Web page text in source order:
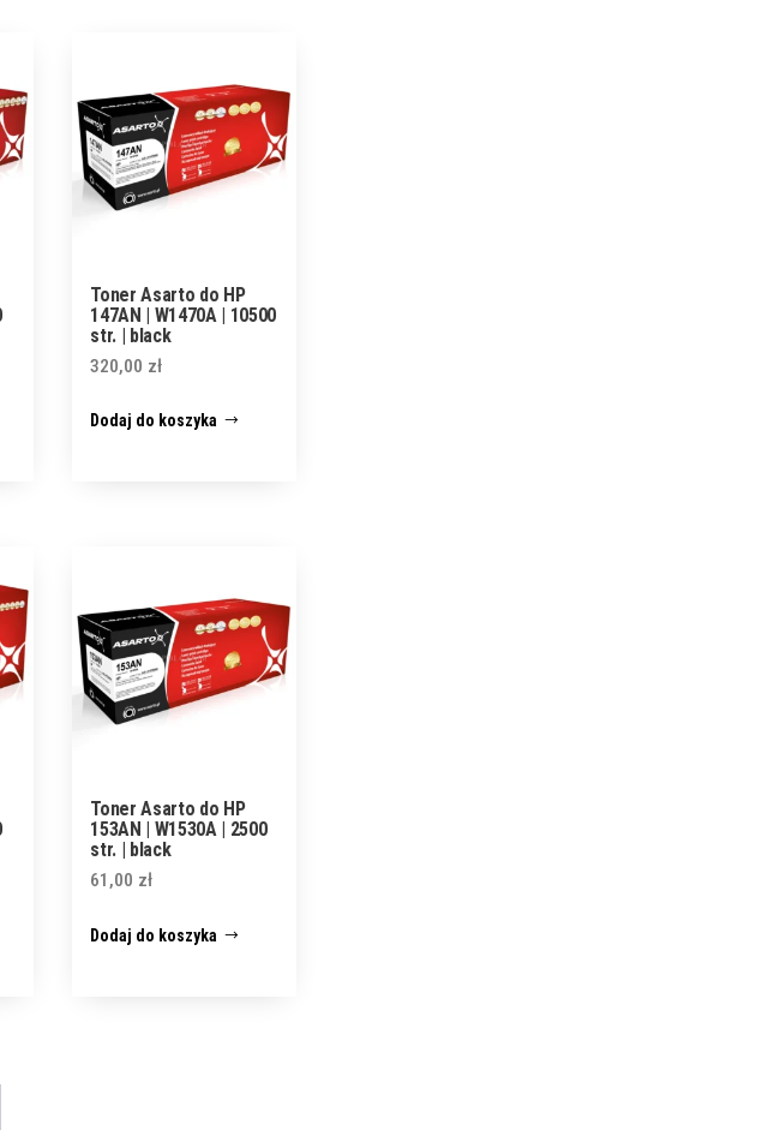
Toner Asarto do HP
147AN | W1470A | 10500
str. | black
320,00 zł
Dodaj do koszyka
Toner Asarto do HP
153AN | W1530A | 2500
str. | black
61,00 zł
Dodaj do koszyka